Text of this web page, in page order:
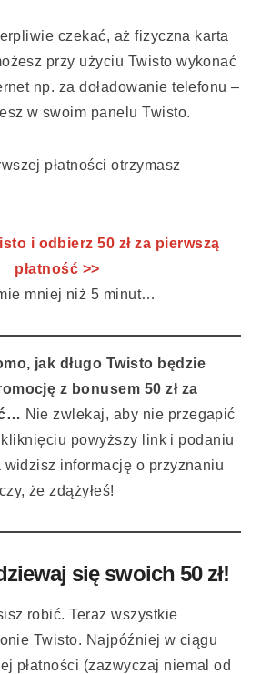
czekać, aż fizyczna karta
przy użyciu Twisto wykonać
np. za doładowanie telefonu –
w swoim panelu Twisto.
płatności otrzymasz
i odbierz 50 zł za pierwszą
płatność >>
mniej niż 5 minut…
jak długo Twisto będzie
z bonusem 50 zł za
Nie zwlekaj, aby nie przegapić
powyższy link i podaniu
widzisz informację o przyznaniu
że zdążyłeś!
się swoich 50 zł!
robić. Teraz wszystkie
Twisto. Najpóźniej w ciągu
płatności (zazwyczaj niemal od